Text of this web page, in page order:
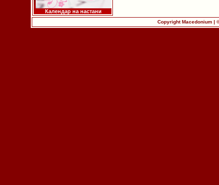
Календар на настани
Copyright Macedonium |